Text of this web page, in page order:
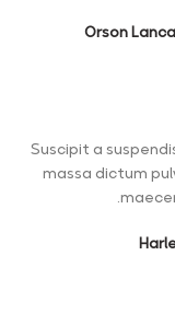
Orson
Suscipit a
massa dictum